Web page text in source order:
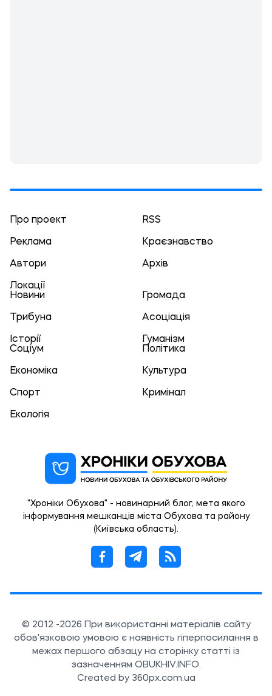
Про проект RSS
Реклама Краєзнавство
Автори Архів
Локації
Новини
Громада
Трибуна Асоціація
Історії
Гуманізм
Соціум
Політика
Економіка Культура
Спорт Кримінал
Екологія
"Хроніки Обухова" - новинарний блог, мета якого
інформування мешканців міста Обухова та району
(Київська область).
© 2012 -2026 При використанні матеріалів сайту
обов'язковою умовою є наявність гіперпосилання в
межах першого абзацу на сторінку статті із
зазначенням OBUKHIV.INFO.
Created by 360px.com.ua